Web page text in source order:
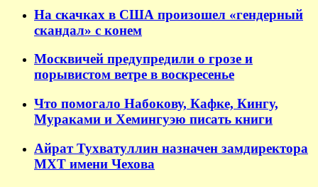
На скачках в США произошел «гендерный
скандал» с конем
Москвичей предупредили о грозе и
порывистом ветре в воскресенье
Что помогало Набокову, Кафке, Кингу,
Мураками и Хемингуэю писать книги
Айрат Тухватуллин назначен замдиректора
МХТ имени Чехова